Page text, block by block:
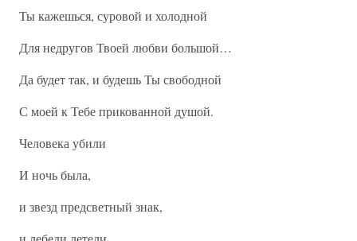
Ты кажешься, суровой и холодной
Для недругов Твоей любви большой…
Да будет так, и будешь Ты свободной
С моей к Тебе прикованной душой.
Человека убили
И ночь была,
и звезд предсветный знак,